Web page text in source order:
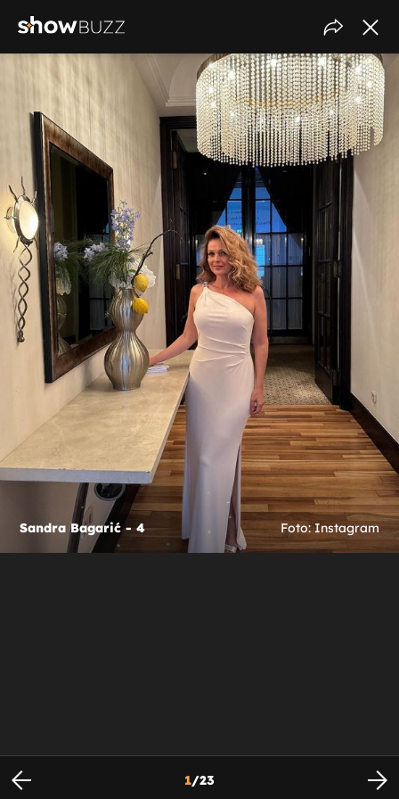
Sandra Bagarić - 4 Foto: Instagram
1/23